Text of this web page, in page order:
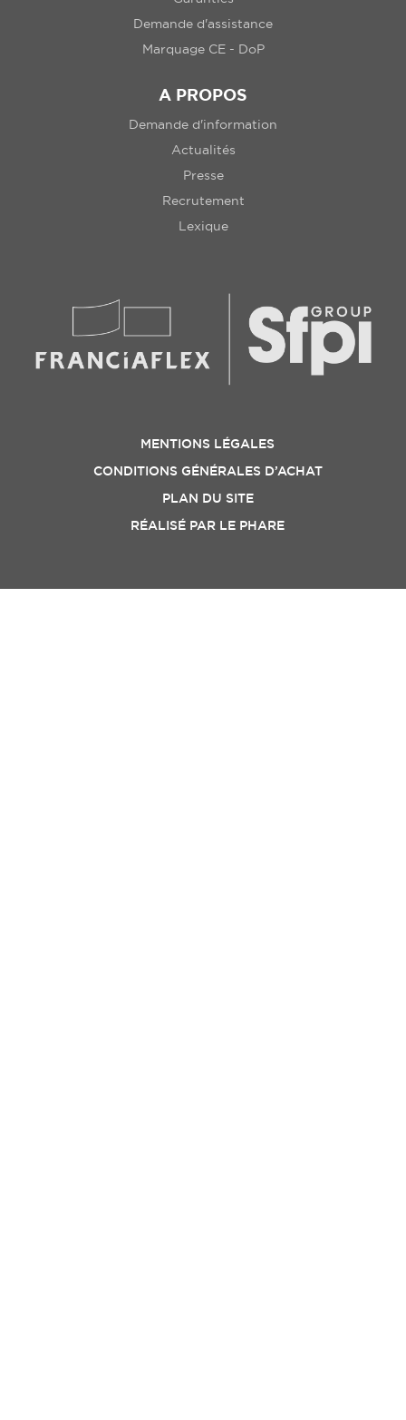
Demande d'assistance
Marquage CE - DoP
A PROPOS
Demande d'information
Actualités
Presse
Recrutement
Lexique
MENTIONS LÉGALES
CONDITIONS GÉNÉRALES D’ACHAT
PLAN DU SITE
RÉALISÉ PAR LE PHARE